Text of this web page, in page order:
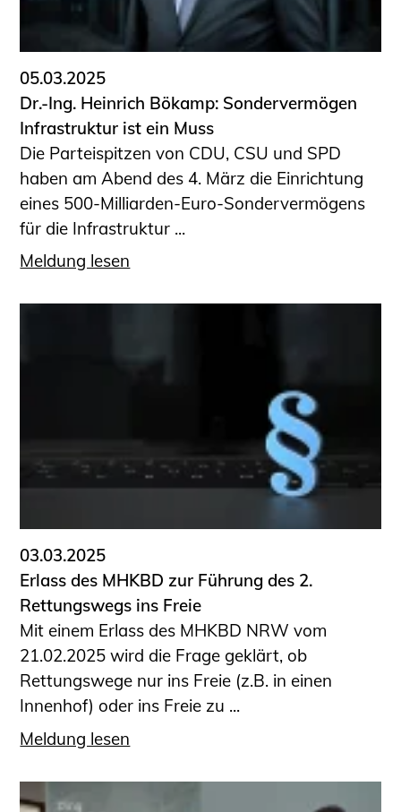
Wettbewerbe für Studierende
BLING.BLING.
Kammer Newsletter
Presse
Kontakt und Anfahrt
Impressum
Datenschutz
Ingenieurakademie West
05.03.2025
Dr.-Ing. Heinrich Bökamp: Sondervermögen
Infrastruktur ist ein Muss
Die Parteispitzen von CDU, CSU und SPD
haben am Abend des 4. März die Einrichtung
eines 500-Milliarden-Euro-Sondervermögens
für die Infrastruktur ...
Meldung lesen
03.03.2025
Erlass des MHKBD zur Führung des 2.
Rettungswegs ins Freie
Mit einem Erlass des MHKBD NRW vom
21.02.2025 wird die Frage geklärt, ob
Rettungswege nur ins Freie (z.B. in einen
Innenhof) oder ins Freie zu ...
Meldung lesen